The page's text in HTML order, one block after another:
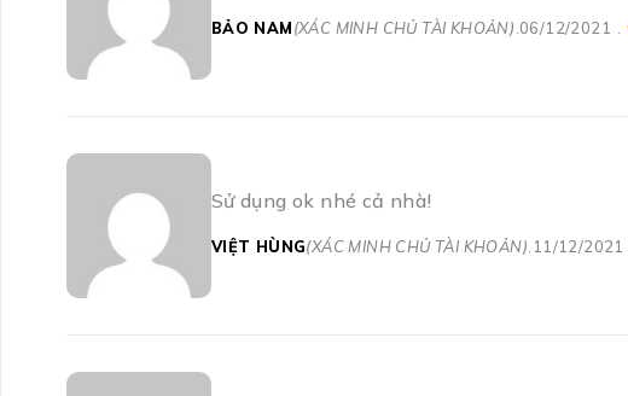
BẢO NAM(XÁC MINH CHỦ TÀI KHOẢN) 06/12/2021
VIỆT HÙNG(XÁC MINH CHỦ TÀI KHOẢN) 11/12/2021
Sử dụng ok nhé cả nhà!